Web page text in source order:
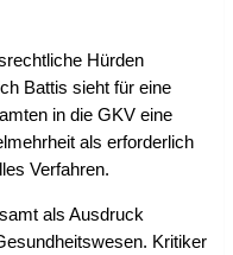
Hürden
Battis sieht für eine
in die GKV eine
als erforderlich
Verfahren.
als Ausdruck
Kritiker